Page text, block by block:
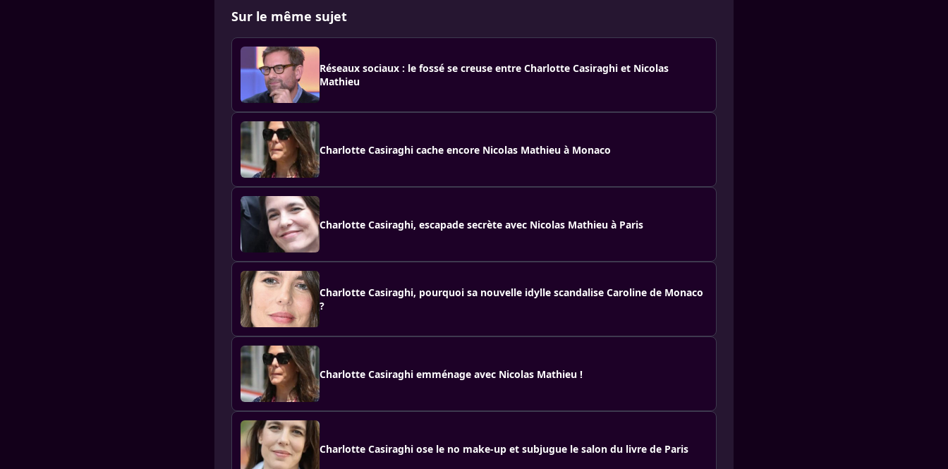
Sur le même sujet
Réseaux sociaux : le fossé se creuse entre Charlotte Casiraghi et Nicolas
Mathieu
Charlotte Casiraghi cache encore Nicolas Mathieu à Monaco
Charlotte Casiraghi, escapade secrète avec Nicolas Mathieu à Paris
Charlotte Casiraghi, pourquoi sa nouvelle idylle scandalise Caroline de Monaco
?
Charlotte Casiraghi emménage avec Nicolas Mathieu !
Charlotte Casiraghi ose le no make-up et subjugue le salon du livre de Paris